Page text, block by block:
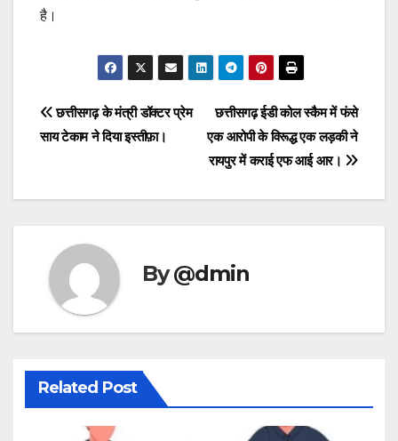
है।
Post
navigation
छत्तीसगढ़ ईडी कोल स्कैम में फंसे
एक आरोपी के विरूद्ध एक लड़की ने
रायपुर में कराई एफ आई आर।
छत्तीसगढ़ के मंत्री डॉक्टर प्रेम
साय टेकाम ने दिया इस्तीफ़ा।
By@dmin
Related Post